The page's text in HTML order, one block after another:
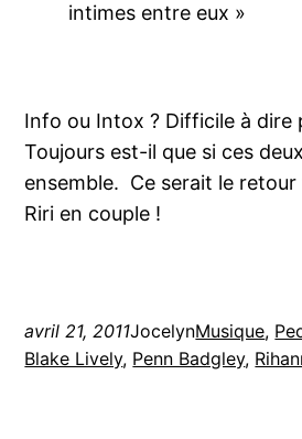
intimes entre eux »
Info ou Intox ? Difficile à dire
Toujours est-il que si ces
ensemble. Ce serait le
Riri en couple !
avril 21, 2011JocelynMusique,
Blake Lively, Penn Badgley,